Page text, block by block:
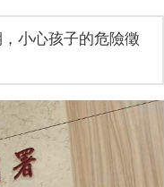
小心孩子的危險徵